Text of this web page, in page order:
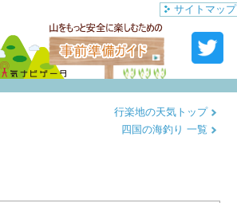
サイトマップ
行楽地の天気トップ
四国の海釣り 一覧